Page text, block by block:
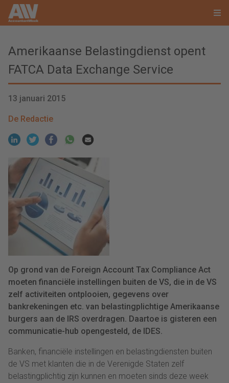
Amerikaanse Belastingdienst opent
FATCA Data Exchange Service
13 januari 2015
De Redactie
Op grond van de Foreign Account Tax Compliance Act
moeten financiële instellingen buiten de VS, die in de VS
zelf activiteiten ontplooien, gegevens over
bankrekeningen etc. van belastingplichtige Amerikaanse
burgers aan de IRS overdragen. Daartoe is gisteren een
communicatie-hub opengesteld, de IDES.
Banken, financiële instellingen en belastingdiensten buiten
de VS met klanten die in de Verenigde Staten zelf
belastingplichtig zijn kunnen en moeten sinds deze week